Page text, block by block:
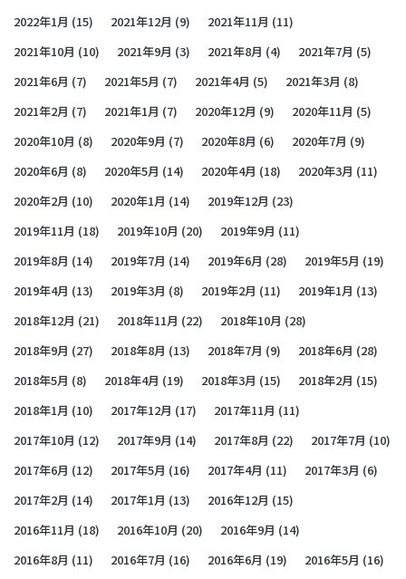
2022年1月 (15) 2021年12月 (9) 2021年11月 (11)
2021年10月 (10) 2021年9月 (3) 2021年8月 (4) 2021年7月 (5)
2021年6月 (7) 2021年5月 (7) 2021年4月 (5) 2021年3月 (8)
2021年2月 (7) 2021年1月 (7) 2020年12月 (9) 2020年11月 (5)
2020年10月 (8) 2020年9月 (7) 2020年8月 (6) 2020年7月 (9)
2020年6月 (8) 2020年5月 (14) 2020年4月 (18) 2020年3月 (11)
2020年2月 (10) 2020年1月 (14) 2019年12月 (23)
2019年11月 (18) 2019年10月 (20) 2019年9月 (11)
2019年8月 (14) 2019年7月 (14) 2019年6月 (28) 2019年5月 (19)
2019年4月 (13) 2019年3月 (8) 2019年2月 (11) 2019年1月 (13)
2018年12月 (21) 2018年11月 (22) 2018年10月 (28)
2018年9月 (27) 2018年8月 (13) 2018年7月 (9) 2018年6月 (28)
2018年5月 (8) 2018年4月 (19) 2018年3月 (15) 2018年2月 (15)
2018年1月 (10) 2017年12月 (17) 2017年11月 (11)
2017年10月 (12) 2017年9月 (14) 2017年8月 (22) 2017年7月 (10)
2017年6月 (12) 2017年5月 (16) 2017年4月 (11) 2017年3月 (6)
2017年2月 (14) 2017年1月 (13) 2016年12月 (15)
2016年11月 (18) 2016年10月 (20) 2016年9月 (14)
2016年8月 (11) 2016年7月 (16) 2016年6月 (19) 2016年5月 (16)